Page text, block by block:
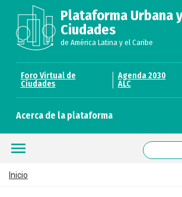
contenido
principal
Plataforma Urbana
Ciudades
de América Latina y el Caribe
Preheader
Links
Foro Virtual de
Ciudades
Agenda 2030
ALC
Preheader
About
Acerca de la plataforma
menu
Inicio